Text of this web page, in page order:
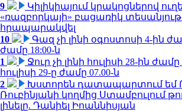
9
Կիլիկիայում կրակոցներով
«ռազբորկայի» բացառիկ տեսանյութ
հրապարակվել
10
Գազ չի լինի օգոստոսի 4-ին
ժամը 18:00-ն
1
Ջուր չի լինի հուլիսի 28-ին
հուլիսի 29-ը ժամը 07.00-ն
2
Խստորեն դատապարտում եմ
Ռուբինյանի կողմից Ստամբուլում
լինելը. Դանիել Իոաննիսյան